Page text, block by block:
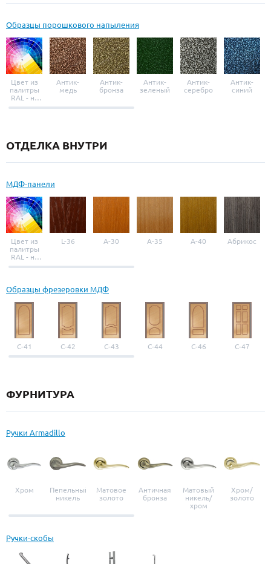
Образцы порошкового напыления
Цвет из
палитры
RAL - на
выбор
Антик-
медь
Антик-
бронза
Антик-
зеленый
Антик-
серебро
Антик-
синий
ОТДЕЛКА ВНУТРИ
МДФ-панели
Цвет из
палитры
RAL - на
выбор
L-36 A-30 A-35 A-40 Абрикос
Образцы фрезеровки МДФ
С-41 С-42 С-43 С-44 С-46 С-47
ФУРНИТУРА
Ручки Armadillo
Хром
Пепельный
никель
Матовое
золото
Античная
бронза
Матовый
никель/
хром
Хром/
золото
Ручки-скобы